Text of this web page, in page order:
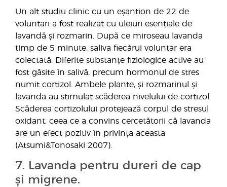
Un alt studiu clinic cu un eșantion de 22 de
voluntari a fost realizat cu uleiuri esențiale de
lavandă și rozmarin. După ce miroseau lavanda
timp de 5 minute, saliva fiecărui voluntar era
colectată. Diferite substanțe fiziologice active au
fost găsite în salivă, precum hormonul de stres
numit cortizol. Ambele plante, și rozmarinul și
lavanda au stimulat scăderea nivelului de cortizol.
Scăderea cortizolului protejează corpul de stresul
oxidant, ceea ce a convins cercetătorii că lavanda
are un efect pozitiv în privința aceasta
(Atsumi&Tonosaki 2007).
7. Lavanda pentru dureri de cap
și migrene.